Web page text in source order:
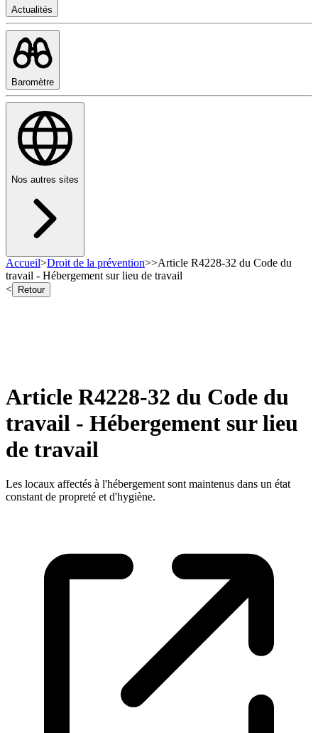
Actualités
Baromètre
Nos autres sites
Accueil>Droit de la prévention>>Article R4228-32 du Code du
travail - Hébergement sur lieu de travail
<
Retour
Article R4228-32 du Code du
travail - Hébergement sur lieu
de travail
Les locaux affectés à l'hébergement sont maintenus dans un état
constant de propreté et d'hygiène.